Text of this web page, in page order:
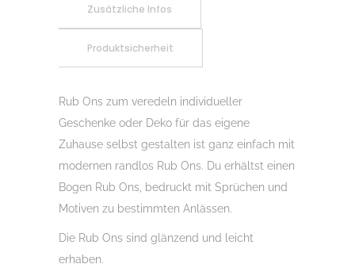
´mir
01,
Rubon,
Randlos,
Rub
Ons,
Rubbelsticker,
Zusätzliche Infos
Produktsicherheit
Rub Ons zum veredeln individueller
Geschenke oder Deko für das eigene
Zuhause selbst gestalten ist ganz einfach mit
modernen randlos Rub Ons. Du erhältst einen
Bogen Rub Ons, bedruckt mit Sprüchen und
Motiven zu bestimmten Anlässen.
Die Rub Ons sind glänzend und leicht
erhaben.